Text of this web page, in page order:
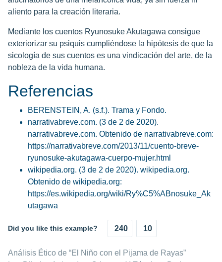
aliento para la creación literaria.
Mediante los cuentos Ryunosuke Akutagawa consigue
exteriorizar su psiquis cumpliéndose la hipótesis de que la
sicología de sus cuentos es una vindicación del arte, de la
nobleza de la vida humana.
Referencias
BERENSTEIN, A. (s.f.). Trama y Fondo.
narrativabreve.com. (3 de 2 de 2020).
narrativabreve.com. Obtenido de narrativabreve.com:
https://narrativabreve.com/2013/11/cuento-breve-
ryunosuke-akutagawa-cuerpo-mujer.html
wikipedia.org. (3 de 2 de 2020). wikipedia.org.
Obtenido de wikipedia.org:
https://es.wikipedia.org/wiki/Ry%C5%ABnosuke_Ak
utagawa
Did you like this example? 240 10
Análisis Ético de “El Niño con el Pijama de Rayas”